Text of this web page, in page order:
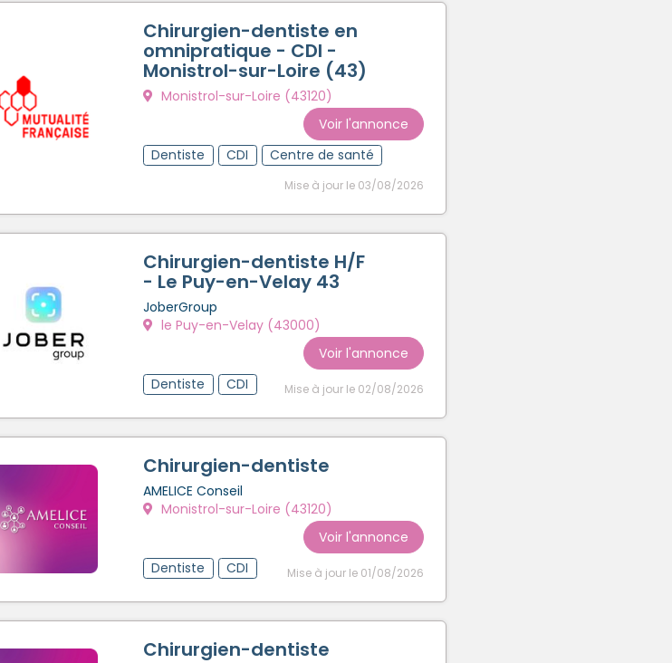
Chirurgien-dentiste en
omnipratique - CDI -
Monistrol-sur-Loire (43)
Monistrol-sur-Loire (43120)
Voir l'annonce
Dentiste
CDI Centre de santé
Mise à jour le 03/08/2026
Chirurgien-dentiste H/F
- Le Puy-en-Velay 43
JoberGroup
le Puy-en-Velay (43000)
Voir l'annonce
Dentiste
CDI Mise à jour le 02/08/2026
Chirurgien-dentiste
AMELICE Conseil
Monistrol-sur-Loire (43120)
Voir l'annonce
Dentiste
CDI Mise à jour le 01/08/2026
Chirurgien-dentiste